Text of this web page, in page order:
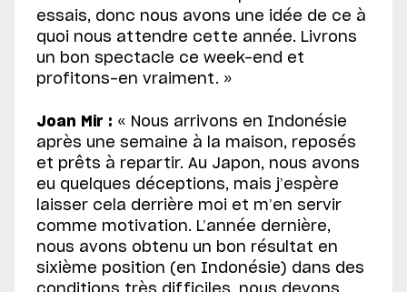
essais, donc nous avons une idée de ce à
quoi nous attendre cette année. Livrons
un bon spectacle ce week-end et
profitons-en vraiment. »
Joan Mir : « Nous arrivons en Indonésie
après une semaine à la maison, reposés
et prêts à repartir. Au Japon, nous avons
eu quelques déceptions, mais j’espère
laisser cela derrière moi et m’en servir
comme motivation. L’année dernière,
nous avons obtenu un bon résultat en
sixième position (en Indonésie) dans des